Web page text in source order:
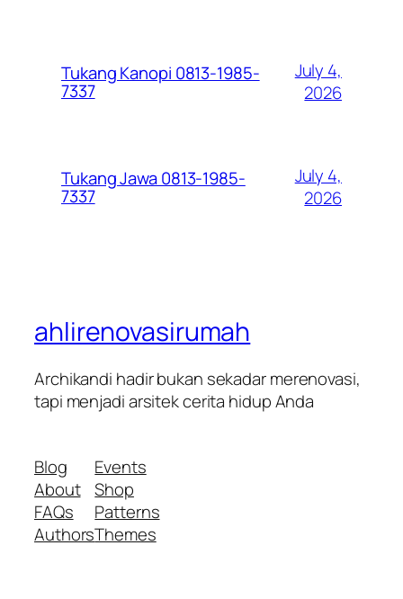
Tukang Kanopi 0813-1985-
7337
July 4,
2026
Tukang Jawa 0813-1985-
7337
July 4,
2026
ahlirenovasirumah
Archikandi hadir bukan sekadar merenovasi,
tapi menjadi arsitek cerita hidup Anda
Blog
About
FAQs
Authors
Events
Shop
Patterns
Themes